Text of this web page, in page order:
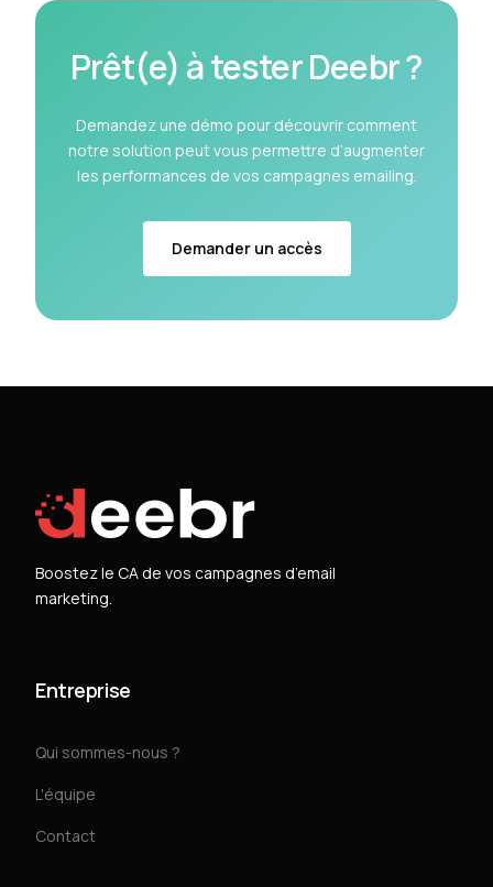
Prêt(e) à tester Deebr ?
Demandez une démo pour découvrir comment
notre solution peut vous permettre d’augmenter
les performances de vos campagnes emailing.
Demander un accès
Boostez le CA de vos campagnes d’email
marketing.
Entreprise
Qui sommes-nous ?
L'équipe
Contact